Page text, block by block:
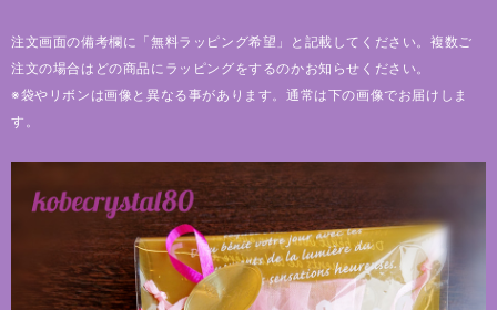
注文画面の備考欄に「無料ラッピング希望」と記載してください。複数ご
注文の場合はどの商品にラッピングをするのかお知らせください。
※袋やリボンは画像と異なる事があります。通常は下の画像でお届けしま
す。